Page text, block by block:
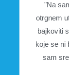
"Na
otrgnem
bajkoviti
koje se ni
sam